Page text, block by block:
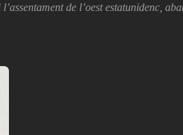
de l’oest estatunidenc,